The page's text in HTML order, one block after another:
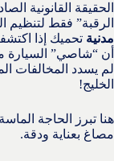
الحقيقة القانونية
الرقبة” فقط لتنظيم
مدنية تحميك إذا
أن “شاصي” السيارة
لم يسدد المخالفات
الخليج!
هنا تبرز الحاجة
مصاغ بعناية ودقة.